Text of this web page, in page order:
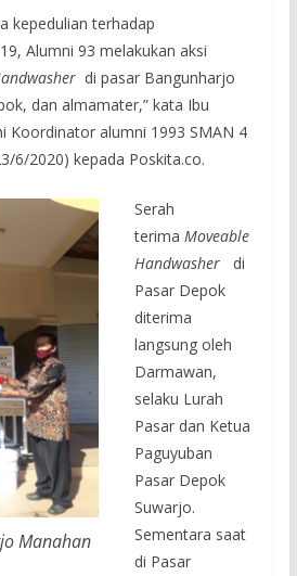
kepedulian terhadap
Alumni 93 melakukan aksi
di pasar Bangunharjo
dan almamater,” kata Ibu
Koordinator alumni 1993 SMAN 4
6/2020) kepada Poskita.co.
Manahan
Serah
terima Moveable
Handwasherdi
Pasar Depok
diterima
langsung oleh
Darmawan,
selaku Lurah
Pasar dan Ketua
Paguyuban
Pasar Depok
Suwarjo.
Sementara saat
di Pasar